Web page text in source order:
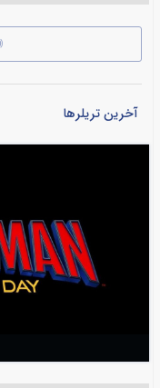
آخرین تریلرها